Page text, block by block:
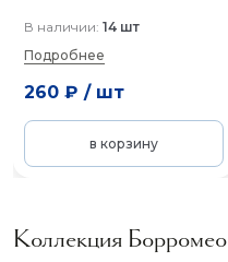
В наличии: 14 шт
Подробнее
260 ₽ / шт
в корзину
Коллекция Борромео